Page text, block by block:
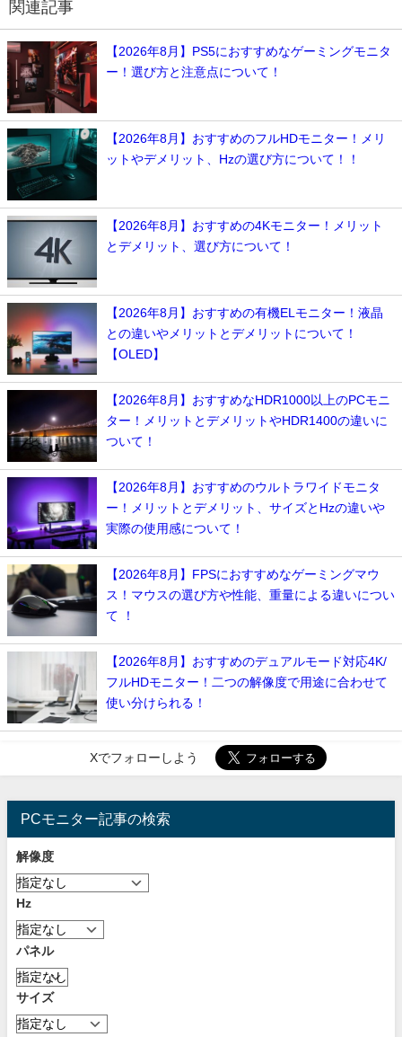
関連記事
【2026年8月】PS5におすすめなゲーミングモニタ
ー！選び方と注意点について！
【2026年8月】おすすめのフルHDモニター！メリ
ットやデメリット、Hzの選び方について！！
【2026年8月】おすすめの4Kモニター！メリット
とデメリット、選び方について！
【2026年8月】おすすめの有機ELモニター！液晶
との違いやメリットとデメリットについて！
【OLED】
【2026年8月】おすすめなHDR1000以上のPCモニ
ター！メリットとデメリットやHDR1400の違いに
ついて！
【2026年8月】おすすめのウルトラワイドモニタ
ー！メリットとデメリット、サイズとHzの違いや
実際の使用感について！
【2026年8月】FPSにおすすめなゲーミングマウ
ス！マウスの選び方や性能、重量による違いについ
て ！
【2026年8月】おすすめのデュアルモード対応4K/
フルHDモニター！二つの解像度で用途に合わせて
使い分けられる！
Xでフォローしよう
PCモニター記事の検索
解像度
Hz
パネル
サイズ